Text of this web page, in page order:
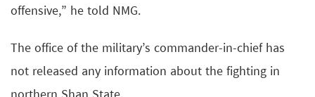
offensive,” he told NMG.
The office of the military’s commander-in-chief has
not released any information about the fighting in